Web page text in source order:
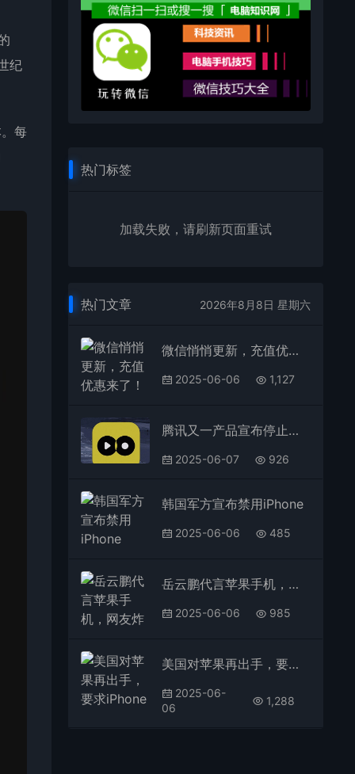
纪
每
热门标签
加载失败，请刷新页面重试
热门文章 2026年8月8日 星期六
微信悄悄更新，充值优惠来了！
2025-06-06 1,127
腾讯又一产品宣布停止运营，已上线7年多！
2025-06-07 926
韩国军方宣布禁用iPhone
2025-06-06 485
岳云鹏代言苹果手机，网友炸了！
2025-06-06 985
美国对苹果再出手，要求iPhone不得禁止第三方维修
2025-06-
06
1,288